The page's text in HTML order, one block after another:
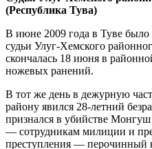
(Республика Тува)
В июне 2009 года в Туве было
судьи Улуг-Хемского
скончалась 18 июня в
ножевых ранений.
В тот же день в дежурную
району явился 28-летний
признался в убийстве
— сотрудникам милиции и
преступления — перочинный